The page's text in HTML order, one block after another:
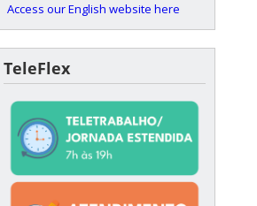
Access our English website here
TeleFlex